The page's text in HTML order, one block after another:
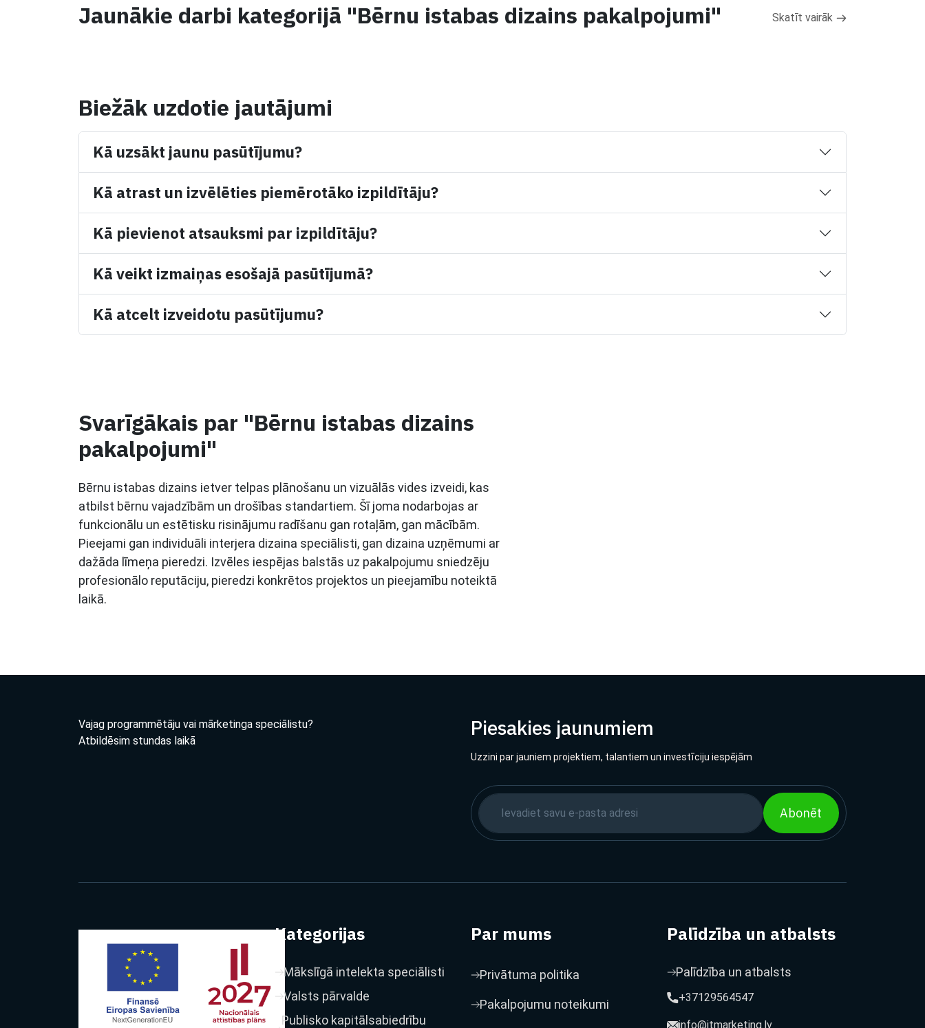
Jaunākie darbi kategorijā "Bērnu istabas dizains pakalpojumi" Skatīt vairāk
Biežāk uzdotie jautājumi
Kā uzsākt jaunu pasūtījumu?
Kā atrast un izvēlēties piemērotāko izpildītāju?
Kā pievienot atsauksmi par izpildītāju?
Kā veikt izmaiņas esošajā pasūtījumā?
Kā atcelt izveidotu pasūtījumu?
Svarīgākais par "Bērnu istabas dizains
pakalpojumi"
Bērnu istabas dizains ietver telpas plānošanu un vizuālās vides izveidi, kas
atbilst bērnu vajadzībām un drošības standartiem. Šī joma nodarbojas ar
funkcionālu un estētisku risinājumu radīšanu gan rotaļām, gan mācībām.
Pieejami gan individuāli interjera dizaina speciālisti, gan dizaina uzņēmumi ar
dažāda līmeņa pieredzi. Izvēles iespējas balstās uz pakalpojumu sniedzēju
profesionālo reputāciju, pieredzi konkrētos projektos un pieejamību noteiktā
laikā.
Vajag programmētāju vai mārketinga speciālistu?
Atbildēsim stundas laikā
Piesakies jaunumiem
Uzzini par jauniem projektiem, talantiem un investīciju iespējām
Abonēt
Kategorijas
Mākslīgā intelekta speciālisti
Valsts pārvalde
Publisko kapitālsabiedrību
Par mums
Privātuma politika
Pakalpojumu noteikumi
Palīdzība un atbalsts
Palīdzība un atbalsts
+37129564547
info@itmarketing.lv